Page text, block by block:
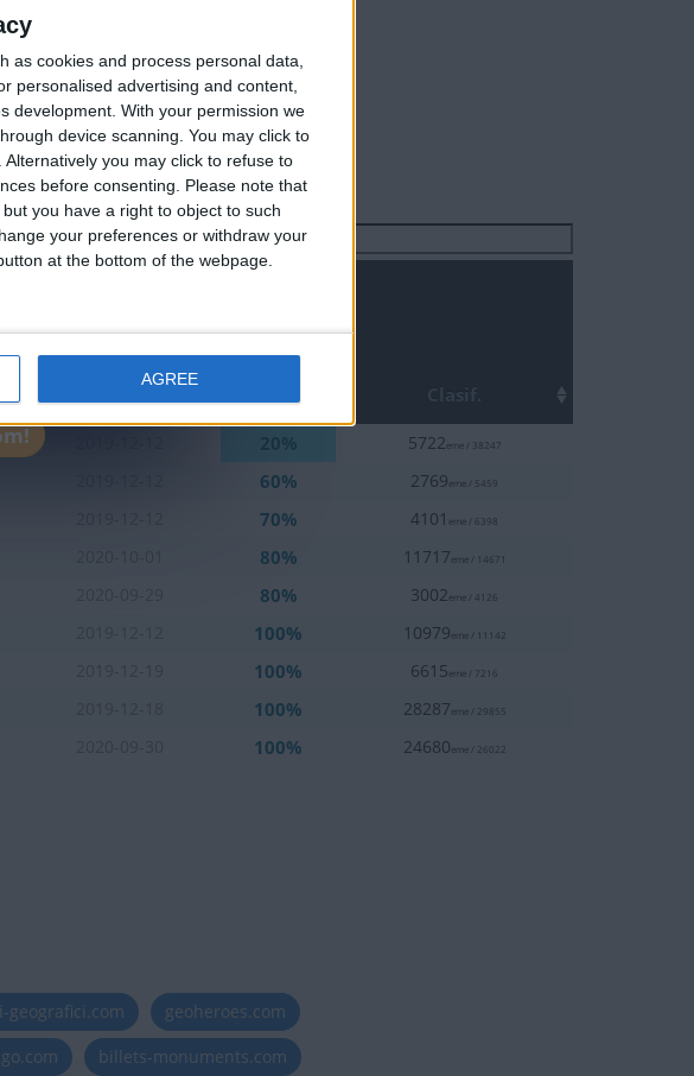
as cookies and process personal data,
personalised advertising and content,
development. With your permission we
device scanning. You may click to
you may click to refuse to
before consenting.
Please note that
you have a right to object to such
your preferences or withdraw your
at the bottom of the webpage.
AGREE
Buscar:
Clasif.
20% 5722eme / 38247
60% 2769eme / 5459
70% 4101 eme / 6398
80% 11717eme / 14671
80% 3002eme / 4126
100% 10979eme / 11142
100% 6615eme / 7216
100% 28287eme / 29855
100% 24680eme / 26022
geografici.com
geoheroes.com
billets-monuments.com
from
be among
on our